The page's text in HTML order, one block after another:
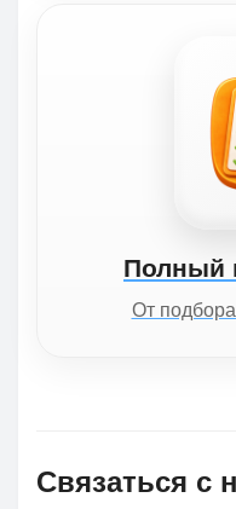
Полный
От
Связаться с